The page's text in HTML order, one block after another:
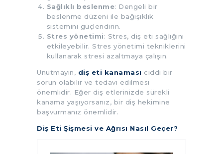
Sağlıklı beslenme: Dengeli bir
beslenme düzeni ile bağışıklık
sistemini güçlendirin.
Stres yönetimi: Stres, diş eti sağlığını
etkileyebilir. Stres yönetimi tekniklerini
kullanarak stresi azaltmaya çalışın.
Unutmayın, diş eti kanaması ciddi bir
sorun olabilir ve tedavi edilmesi
önemlidir. Eğer diş etlerinizde sürekli
kanama yaşıyorsanız, bir diş hekimine
başvurmanız önemlidir.
Diş Eti Şişmesi ve Ağrısı Nasıl Geçer?